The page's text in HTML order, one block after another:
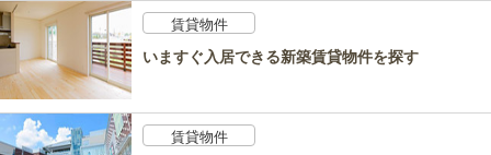
賃貸物件
いますぐ入居できる新築賃貸物件を探す
賃貸物件